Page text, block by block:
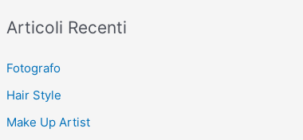
c
:
Articoli Recenti
Fotografo
Hair Style
Make Up Artist